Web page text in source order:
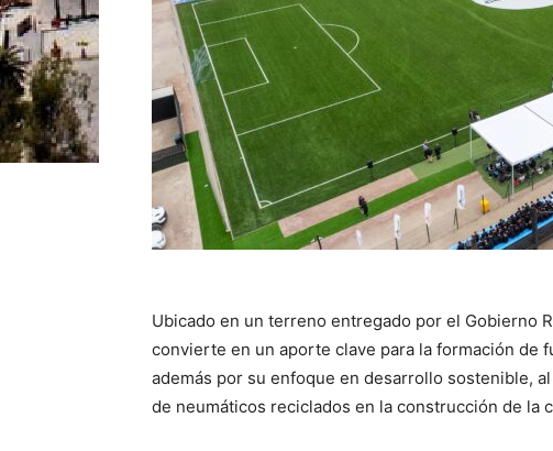
Ubicado en un terreno entregado por el Gobierno
convierte en un aporte clave para la formación de
además por su enfoque en desarrollo sostenible,
de neumáticos reciclados en la construcción de la